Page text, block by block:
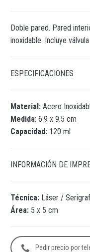
Doble pared. Pared
inoxidable. Incluye
ESPECIFICACIONES
Material: Acero
Medida: 6.9 x 9.5 cm
Capacidad: 120 ml
INFORMACIÓN DE
Técnica: Láser /
Área: 5 x 5 cm
Pedir precio por